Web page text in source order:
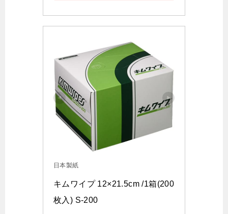
日本製紙
キムワイプ 12×21.5cm /1箱(200
枚入) S-200